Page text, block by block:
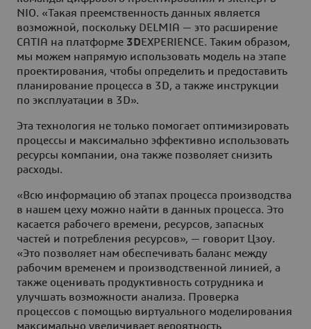
NIO. «Такая преемственность данных является
возможной, поскольку DELMIA — это расширение
CATIA на платформе 3DEXPERIENCE. Таким образом,
мы можем напрямую использовать модель на этапе
проектирования, чтобы определить и предоставить
планирование процесса в 3D, а также инструкции
по эксплуатации в 3D».
Эта технология не только помогает оптимизировать
процессы и максимально эффективно использовать
ресурсы компании, она также позволяет снизить
расходы.
«Всю информацию об этапах процесса производства
в нашем цеху можно найти в данных процесса. Это
касается рабочего времени, ресурсов, запасных
частей и потребления ресурсов», — говорит Цзоу.
«Это позволяет нам обеспечивать баланс между
рабочим временем и производственной линией, а
также оценивать продуктивность сотрудника и
улучшать возможности анализа. Проверка
процессов с помощью виртуального моделирования
максимально увеличивает вероятность